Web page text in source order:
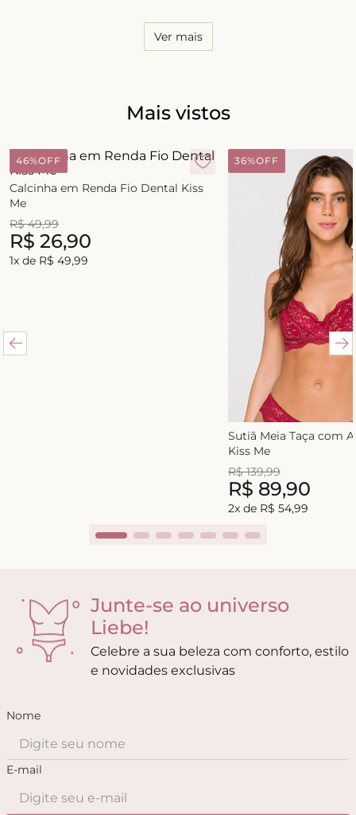
caimento, tanto para as calcinhas quanto para os sutiãs.
Ver mais
Mais vistos
46%OFF
Calcinha em Renda Fio Dental Kiss
Me
R$ 49,99
R$ 26,90
1x de R$ 49,99
36%OFF
Sutiã Meia Taça com
Kiss Me
R$ 139,99
R$ 89,90
2x de R$ 54,99
Junte-se ao universo
Liebe!
Celebre a sua beleza com conforto, estilo
e novidades exclusivas
Nome
E-mail